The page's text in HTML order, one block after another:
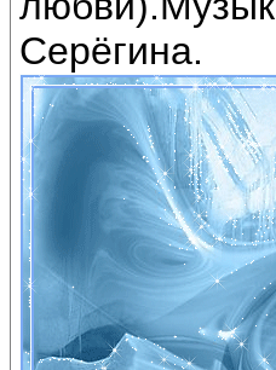
Серёгина.